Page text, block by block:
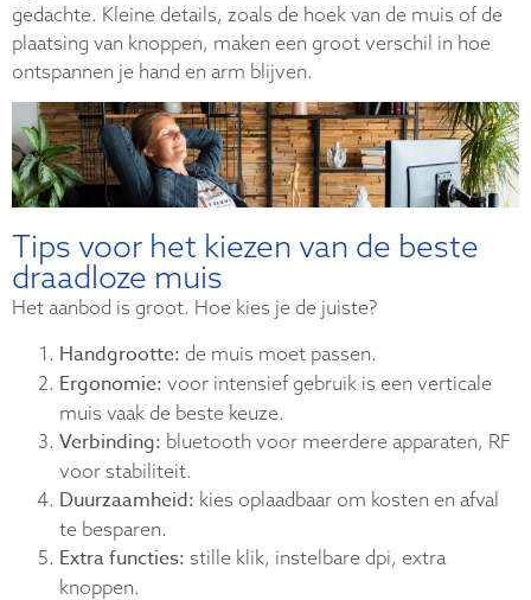
gedachte. Kleine details, zoals de hoek van de muis of de
plaatsing van knoppen, maken een groot verschil in hoe
ontspannen je hand en arm blijven.
Tips voor het kiezen van de beste
draadloze muis
Het aanbod is groot. Hoe kies je de juiste?
Handgrootte: de muis moet passen.
Ergonomie: voor intensief gebruik is een verticale
muis vaak de beste keuze.
Verbinding: bluetooth voor meerdere apparaten, RF
voor stabiliteit.
Duurzaamheid: kies oplaadbaar om kosten en afval
te besparen.
Extra functies: stille klik, instelbare dpi, extra
knoppen.